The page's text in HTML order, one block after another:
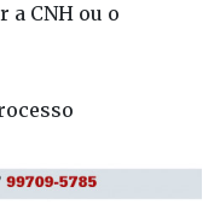
a CNH ou o